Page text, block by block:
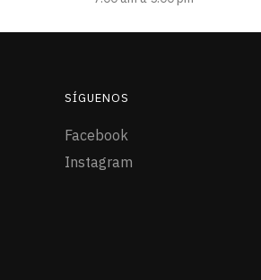
SÍGUENOS
Facebook
Instagram